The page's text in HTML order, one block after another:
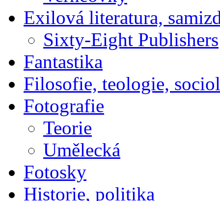
Exilová literatura,
Sixty-Eight Publishers
Fantastika
Filosofie, teologie,
Fotografie
Teorie
Umělecká
Fotosky
Historie, politika